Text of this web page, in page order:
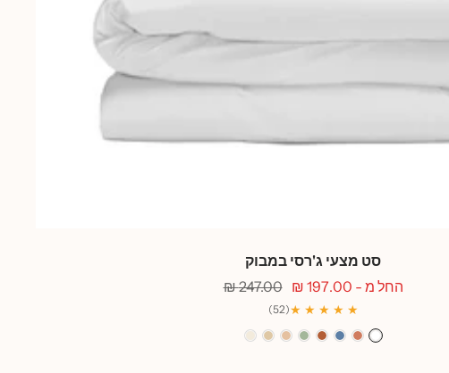
סט מצעי ג'רסי במבוק
מחיר
החל מ - 197.00 ₪
מחיר
רגיל
247.00 ₪
★ ★ ★ ★ ★
(52)
לבןאפרסק
כחולחמרה
ירוקורודחולאפור